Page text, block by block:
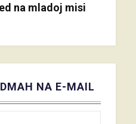
na mladoj misi
NA E-MAIL